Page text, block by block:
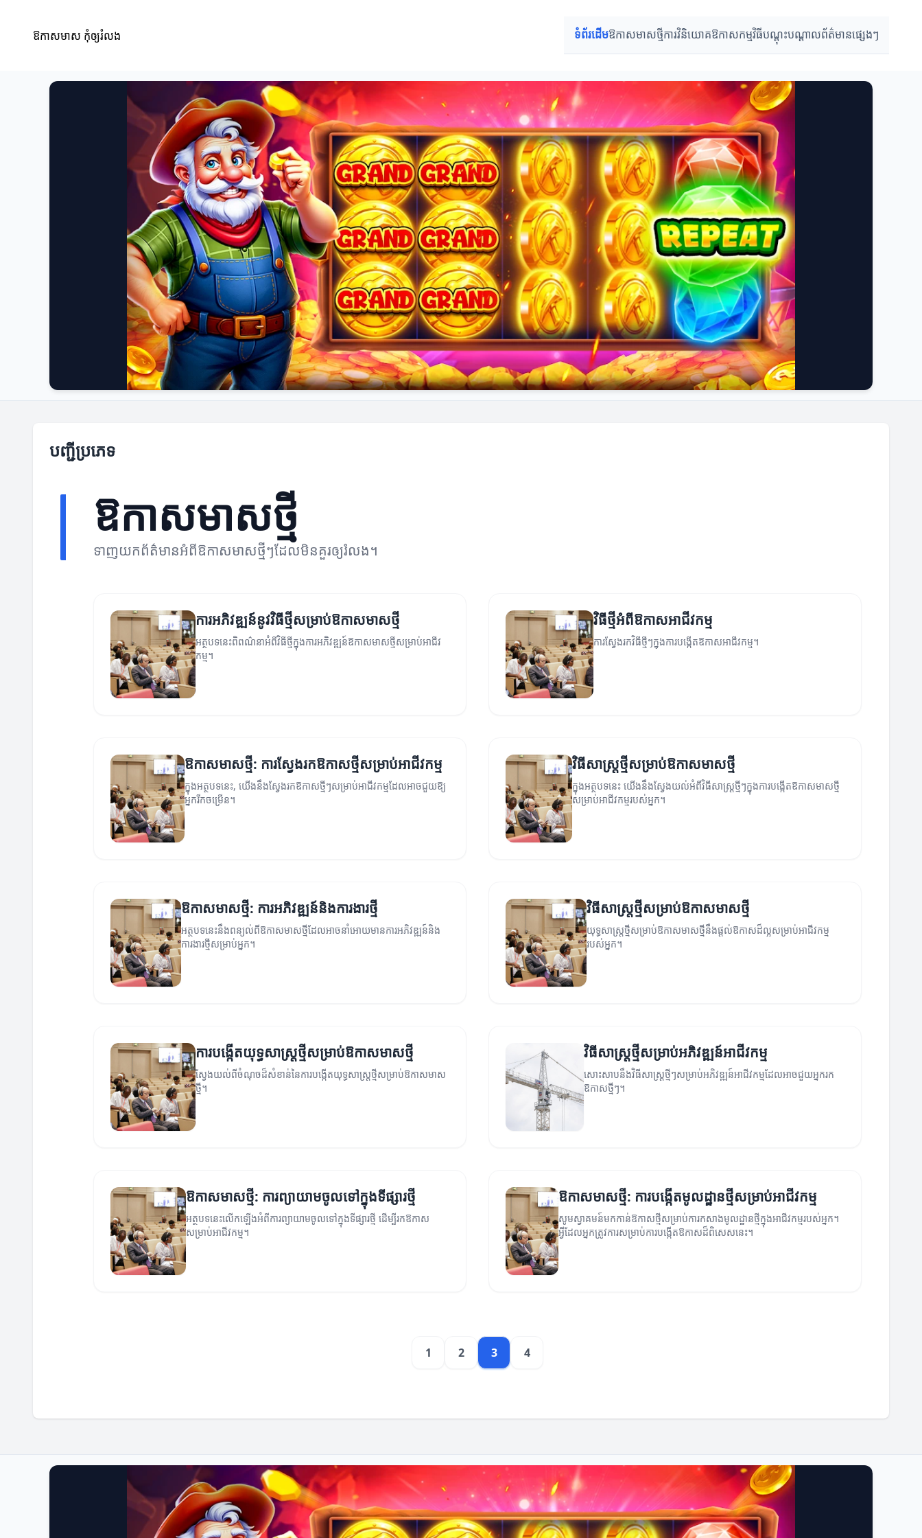
ឱកាសមាស កុំឲ្យរំលង ទំព័រដើមឱកាសមាសថ្មីការវិនិយោគឱកាសកម្មវិធីបណ្តុះបណ្តាលព័ត៌មានផ្សេងៗ
បញ្ជីប្រភេទ
ឱកាសមាសថ្មី
ទាញយកព័ត៌មានអំពីឱកាសមាសថ្មីៗដែលមិនគួរឲ្យរំលង។
ការអភិវឌ្ឍន៍នូវវិធីថ្មីសម្រាប់ឱកាសមាសថ្មី
អត្ថបទនេះពិពណ៌នាអំពីវិធីថ្មីក្នុងការអភិវឌ្ឍន៍ឱកាសមាសថ្មីសម្រាប់អាជីវ
កម្ម។
វិធីថ្មីអំពីឱកាសអាជីវកម្ម
ការស្វែងរកវិធីថ្មីៗក្នុងការបង្កើតឱកាសអាជីវកម្ម។
ឱកាសមាសថ្មី: ការស្វែងរកឱកាសថ្មីសម្រាប់អាជីវកម្ម
ក្នុងអត្ថបទនេះ, យើងនឹងស្វែងរកឱកាសថ្មីៗសម្រាប់អាជីវកម្មដែលអាចជួយឱ្យ
អ្នករីកចម្រើន។
វិធីសាស្រ្តថ្មីសម្រាប់ឱកាសមាសថ្មី
ក្នុងអត្ថបទនេះ យើងនឹងស្វែងយល់អំពីវិធីសាស្ត្រថ្មីៗក្នុងការបង្កើតឱកាសមាសថ្មី
សម្រាប់អាជីវកម្មរបស់អ្នក។
ឱកាសមាសថ្មី: ការអភិវឌ្ឍន៍និងការងារថ្មី
អត្ថបទនេះនឹងពន្យល់ពីឱកាសមាសថ្មីដែលអាចនាំអោយមានការអភិវឌ្ឍន៍និង
ការងារថ្មីសម្រាប់អ្នក។
វិធីសាស្ត្រថ្មីសម្រាប់ឱកាសមាសថ្មី
យុទ្ធសាស្ត្រថ្មីសម្រាប់ឱកាសមាសថ្មីនឹងផ្តល់ឱកាសដ៏ល្អសម្រាប់អាជីវកម្ម
របស់អ្នក។
ការបង្កើតយុទ្ធសាស្ត្រថ្មីសម្រាប់ឱកាសមាសថ្មី
ស្វែងយល់ពីចំណុចដ៏សំខាន់នៃការបង្កើតយុទ្ធសាស្ត្រថ្មីសម្រាប់ឱកាសមាស
ថ្មី។
វិធីសាស្ត្រថ្មីសម្រាប់អភិវឌ្ឍន៍អាជីវកម្ម
សោះសាបនឹងវិធីសាស្ត្រថ្មីៗសម្រាប់អភិវឌ្ឍន៍អាជីវកម្មដែលអាចជួយអ្នករក
ឱកាសថ្មីៗ។
ឱកាសមាសថ្មី: ការព្យាយាមចូលទៅក្នុងទីផ្សារថ្មី
អត្ថបទនេះលើកឡើងអំពីការព្យាយាមចូលទៅក្នុងទីផ្សារថ្មី ដើម្បីរកឱកាស
សម្រាប់អាជីវកម្ម។
ឱកាសមាសថ្មី: ការបង្កើតមូលដ្ឋានថ្មីសម្រាប់អាជីវកម្ម
សូមស្វាគមន៍មកកាន់ឱកាសថ្មីសម្រាប់ការកសាងមូលដ្ឋានថ្មីក្នុងអាជីវកម្មរបស់អ្នក។
អ្វីដែលអ្នកត្រូវការសម្រាប់ការបង្កើតឱកាសដ៏ពិសេសនេះ។
1 2 3 4